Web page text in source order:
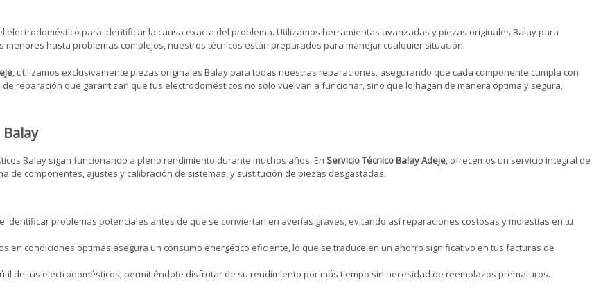
para identificar la causa exacta del problema. Utilizamos herramientas avanzadas y piezas originales Balay para
hasta problemas complejos, nuestros técnicos están preparados para manejar cualquier situación.
, utilizamos exclusivamente piezas originales Balay para todas nuestras reparaciones, asegurando que cada componente cumpla con
reparación que garantizan que tus electrodomésticos no solo vuelvan a funcionar, sino que lo hagan de manera óptima y segura,
Balay sigan funcionando a pleno rendimiento durante muchos años. En Servicio Técnico Balay Adeje, ofrecemos un servicio integral de
componentes, ajustes y calibración de sistemas, y sustitución de piezas desgastadas.
identificar problemas potenciales antes de que se conviertan en averías graves, evitando así reparaciones costosas y molestias en tu
en condiciones óptimas asegura un consumo energético eficiente, lo que se traduce en un ahorro significativo en tus facturas de
de tus electrodomésticos, permitiéndote disfrutar de su rendimiento por más tiempo sin necesidad de reemplazos prematuros.